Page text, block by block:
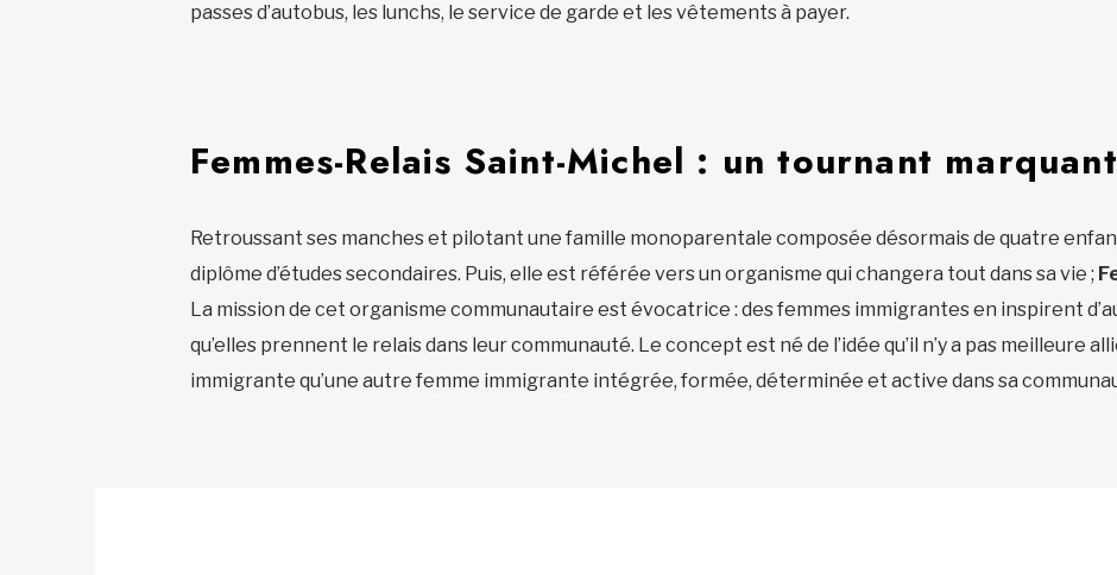
passes d’autobus, les lunchs, le service de garde et les vêtements à payer.
Femmes-Relais Saint-Michel : un tournant marquant
Retroussant ses manches et pilotant une famille monoparentale composée désormais de quatre
diplôme d’études secondaires. Puis, elle est référée vers un organisme qui changera tout dans sa vie ;
La mission de cet organisme communautaire est évocatrice : des femmes immigrantes en inspirent
qu’elles prennent le relais dans leur communauté. Le concept est né de l’idée qu’il n’y a pas meilleure
immigrante qu’une autre femme immigrante intégrée, formée, déterminée et active dans sa